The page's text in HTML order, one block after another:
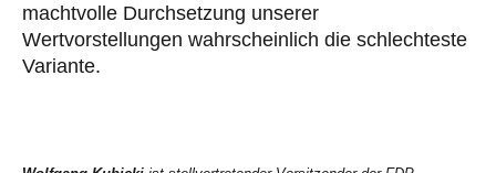
machtvolle Durchsetzung unserer
Wertvorstellungen wahrscheinlich die schlechteste
Variante.